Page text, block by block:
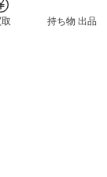
持ち物 出品